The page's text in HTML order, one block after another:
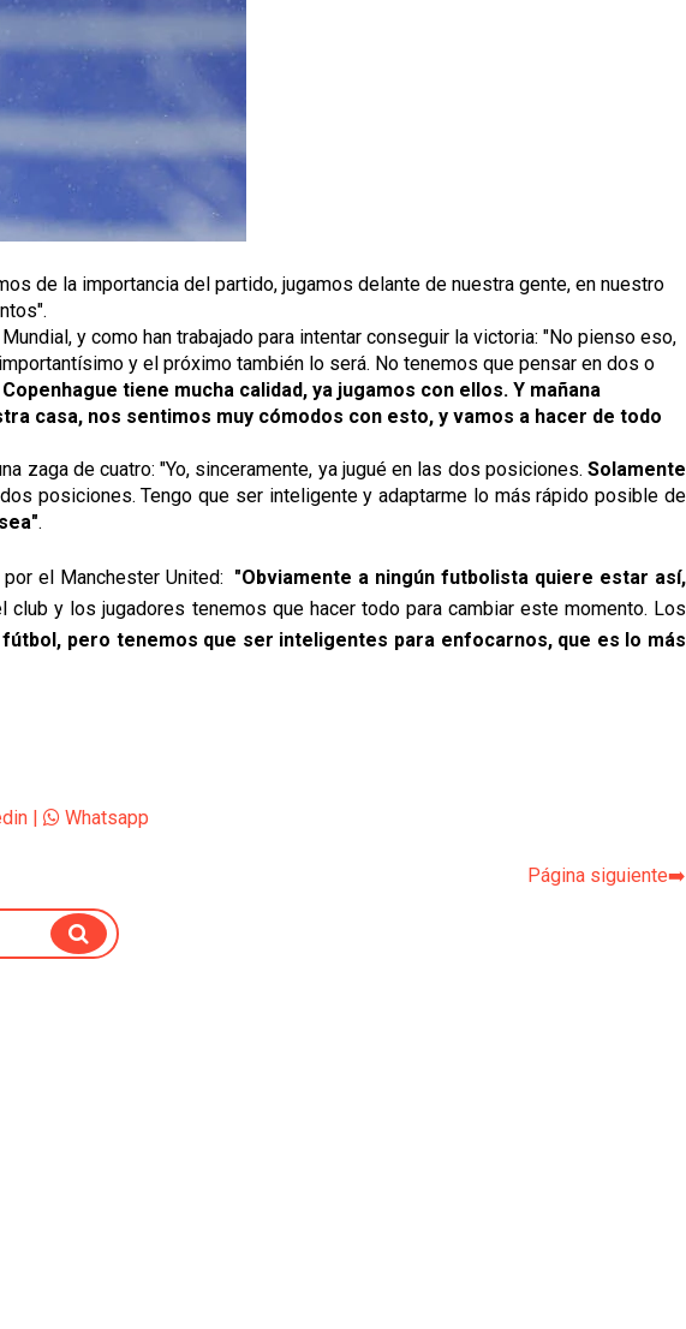
de la importancia del partido, jugamos delante de nuestra gente, en nuestro
y como han trabajado para intentar conseguir la victoria: "No pienso eso,
y el próximo también lo será. No tenemos que pensar en dos o
tiene mucha calidad, ya jugamos con ellos. Y mañana
casa, nos sentimos muy cómodos con esto, y vamos a hacer de todo
zaga de cuatro: "Yo, sinceramente, ya jugué en las dos posiciones. Solamente
posiciones. Tengo que ser inteligente y adaptarme lo más rápido posible de
.
el Manchester United: "Obviamente a ningún futbolista quiere estar así,
y los jugadores tenemos que hacer todo para cambiar este momento. Los
pero tenemos que ser inteligentes para enfocarnos, que es lo más
| Whatsapp
Página siguiente➡️